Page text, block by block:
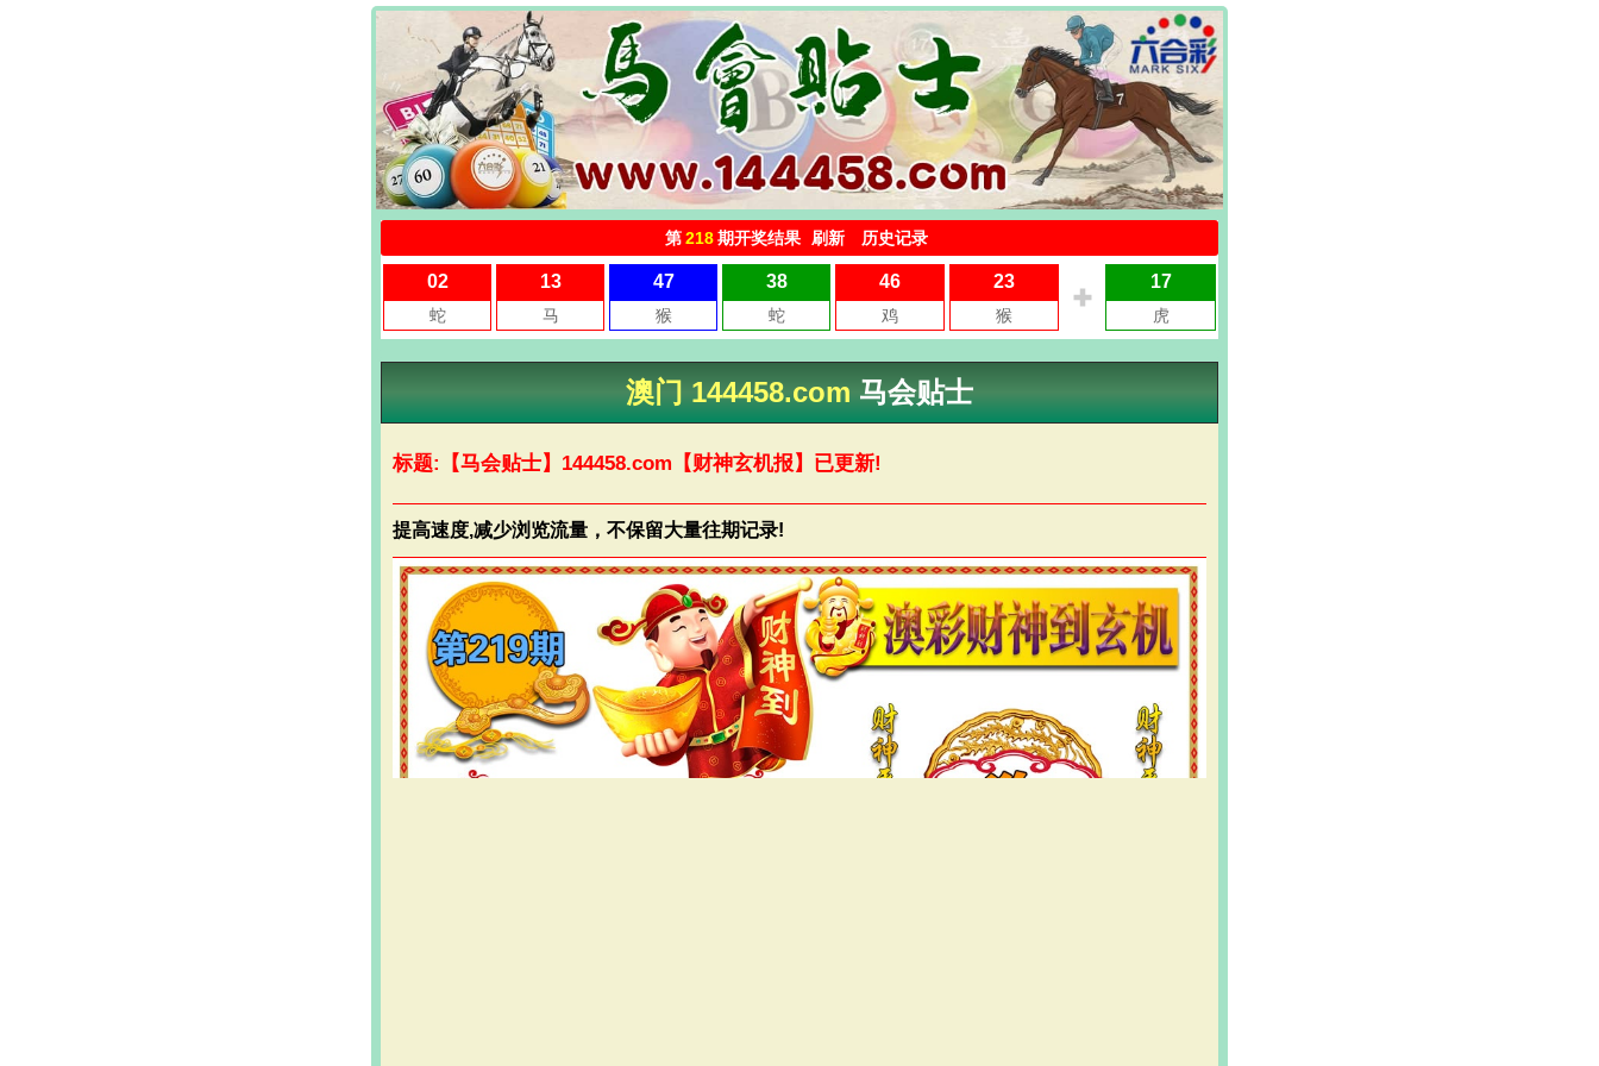
澳门 144458.com 马会贴士
标题:【马会贴士】 144458.com 【财神玄机报】已更新!
提高速度,减少浏览流量，不保留大量往期记录!